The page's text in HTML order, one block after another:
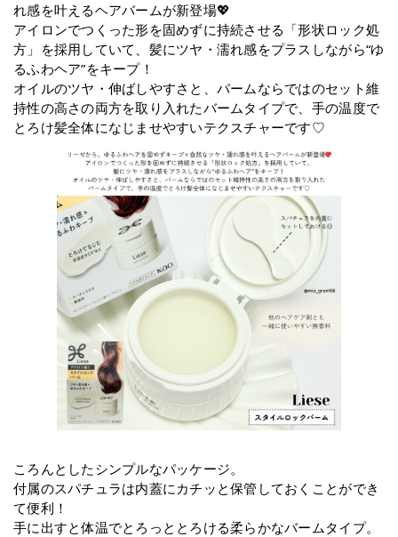
れ感を叶えるヘアバームが新登場💖
アイロンでつくった形を固めずに持続させる「形状ロック処
方」を採用していて、髪にツヤ・濡れ感をプラスしながら“ゆ
るふわヘア”をキープ！
オイルのツヤ・伸ばしやすさと、バームならではのセット維
持性の高さの両方を取り入れたバームタイプで、手の温度で
とろけ髪全体になじませやすいテクスチャーです♡
ころんとしたシンプルなパッケージ。
付属のスパチュラは内蓋にカチッと保管しておくことができ
て便利！
手に出すと体温でとろっととろける柔らかなバームタイプ。